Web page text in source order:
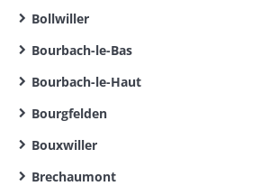
Bollwiller
Bourbach-le-Bas
Bourbach-le-Haut
Bourgfelden
Bouxwiller
Brechaumont